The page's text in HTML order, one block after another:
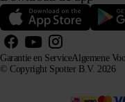
© Copyright Spotter B.V. 2026
Garantie en ServiceAlgemene
Onze productinformatie mag vrij